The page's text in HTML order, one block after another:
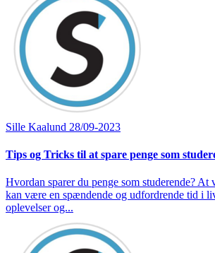
Sille Kaalund 28/09-2023
Tips og Tricks til at spare penge som
Hvordan sparer du penge som studerende? At
kan være en spændende og udfordrende tid i
oplevelser og...